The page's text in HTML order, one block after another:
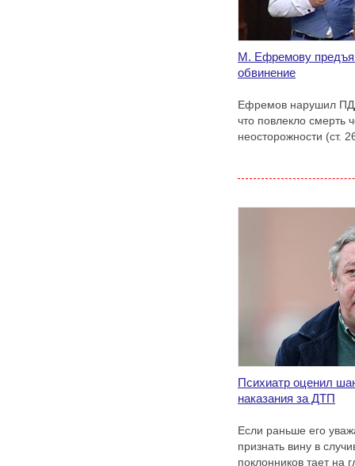
М. Ефремову
обвинение
Ефремов нарушил
что повлекло смерть
неосторожности (ст.
Психиатр оценил
наказания за ДТП
Если раньше его
признать вину в
поклонников тает на